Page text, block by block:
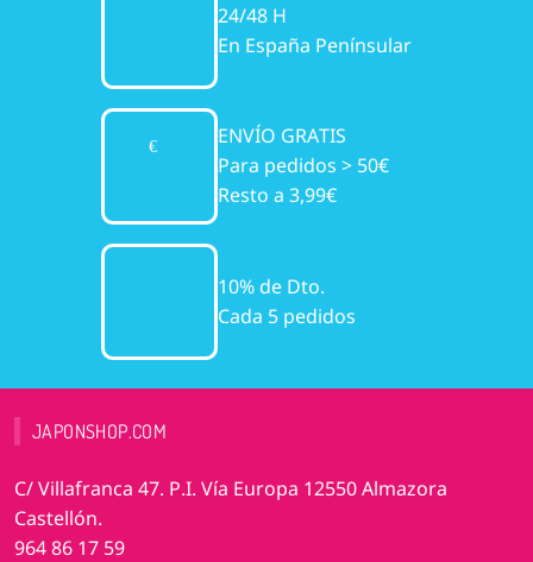
24/48 H
En España Penínsular
ENVÍO GRATIS
Para pedidos > 50€
Resto a 3,99€
10% de Dto.
Cada 5 pedidos
JAPONSHOP.COM
C/ Villafranca 47. P.I. Vía Europa 12550 Almazora
Castellón.
964 86 17 59